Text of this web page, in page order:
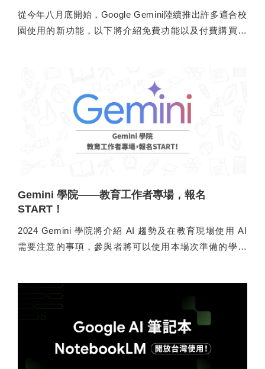
從今年八月底開始，Google Gemini陸續推出許多適合校
園使用的新功能，以下將介紹免費功能以及付費購買的
Gemini 學院——教育工作者專場，報名
START！
2024 Gemini 學院將介紹 AI 趨勢及在教育現場使用 AI
需要注意的事項，參與者將可以使用本場次準備的學習
圖片、產出圖片）